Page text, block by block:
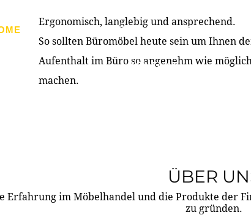
PRODUKTE ÜBER UNS PARTNER &
KONTAKT
Ergonomisch, langlebig und ansprechend.
So sollten Büromöbel heute sein um Ihnen
Aufenthalt im Büro so angenehm wie
machen.
ÜBER
Erfahrung im Möbelhandel und die Produkte der
zu gründen.